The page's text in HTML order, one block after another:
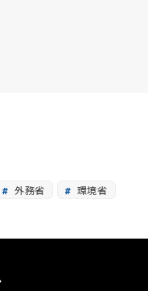
外務省 環境省